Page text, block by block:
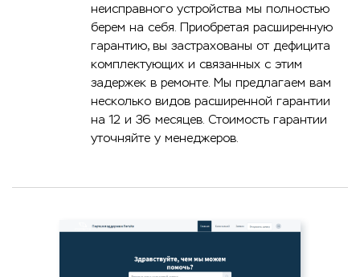
неисправного устройства мы полностью
берем на себя. Приобретая расширенную
гарантию, вы застрахованы от дефицита
комплектующих и связанных с этим
задержек в ремонте. Мы предлагаем вам
несколько видов расширенной гарантии
на 12 и 36 месяцев. Стоимость гарантии
уточняйте у менеджеров.